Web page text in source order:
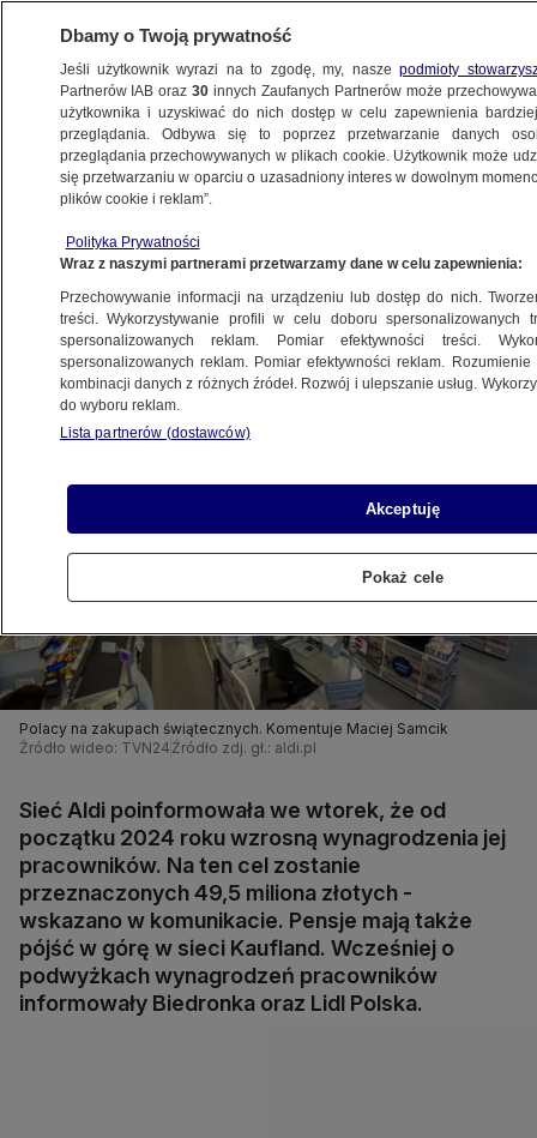
BIZNES
DLA PRACOWNIKA
pracowników
19.12.2023, 14:53
Udostępnij
Polacy na zakupach świątecznych. Komentuje Maciej Samcik
Źródło wideo: TVN24 Źródło zdj. gł.: aldi.pl
Sieć Aldi poinformowała we wtorek, że od
początku 2024 roku wzrosną wynagrodzenia jej
pracowników. Na ten cel zostanie
przeznaczonych 49,5 miliona złotych -
wskazano w komunikacie. Pensje mają także
pójść w górę w sieci Kaufland. Wcześniej o
podwyżkach wynagrodzeń pracowników
informowały Biedronka oraz Lidl Polska.
Dbamy o Twoją prywatność
Jeśli użytkownik wyrazi na to zgodę, my, naszepodmioty
Partnerów IAB oraz30 innych Zaufanych Partnerów może
użytkownika i uzyskiwać do nich dostęp w celu zapewnienia
przeglądania. Odbywa się to poprzez przetwarzanie danych
przeglądania przechowywanych w plikach cookie. Użytkownik może
się przetwarzaniu w oparciu o uzasadniony interes w dowolnym
plików cookie i reklam”.
Polityka Prywatności
Wraz z naszymi partnerami przetwarzamy dane w celu zapewnienia:
Przechowywanie informacji na urządzeniu lub dostęp do nich.
treści. Wykorzystywanie profili w celu doboru spersonalizowanych
spersonalizowanych reklam. Pomiar efektywności treści.
spersonalizowanych reklam. Pomiar efektywności reklam.
kombinacji danych z różnych źródeł. Rozwój i ulepszanie usług.
do wyboru reklam.
Lista partnerów (dostawców)
Akceptuję
Pokaż cele